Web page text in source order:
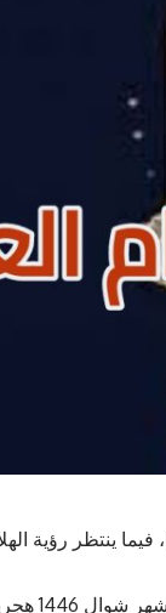
فلكيا، فيما ينتظر
وفي مصر، أفاد